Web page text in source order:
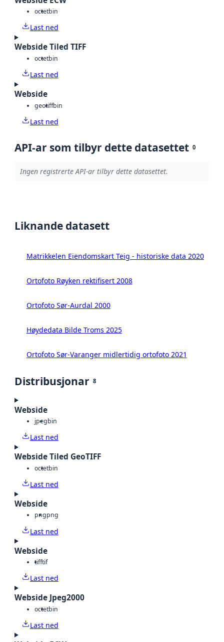
octetbin
Last ned
Webside Tiled TIFF
octetbin
Last ned
Webside
geotiffbin
Last ned
API-ar som tilbyr dette datasettet 0
Ingen registrerte API-ar tilbyr dette datasettet.
Liknande datasett
Matrikkelen Eiendomskart Teig - historiske data 2020
Ortofoto Røyken rektifisert 2008
Ortofoto Sør-Aurdal 2000
Høydedata Bilde Troms 2025
Ortofoto Sør-Varanger midlertidig ortofoto 2021
Distribusjonar 8
Webside
jpegbin
Last ned
Webside Tiled GeoTIFF
octetbin
Last ned
Webside
pngpng
Last ned
Webside
tifftif
Last ned
Webside Jpeg2000
octetbin
Last ned